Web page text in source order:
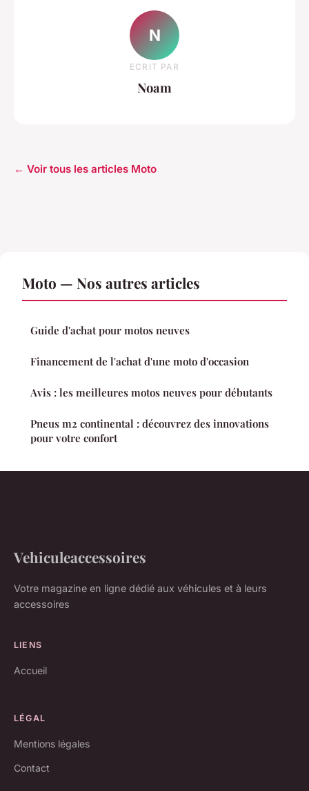
N
ECRIT PAR
Noam
← Voir tous les articles Moto
Moto — Nos autres articles
Guide d'achat pour motos neuves
Financement de l'achat d'une moto d'occasion
Avis : les meilleures motos neuves pour débutants
Pneus m2 continental : découvrez des innovations
pour votre confort
Vehiculeaccessoires
Votre magazine en ligne dédié aux véhicules et à leurs
accessoires
LIENS
Accueil
LÉGAL
Mentions légales
Contact